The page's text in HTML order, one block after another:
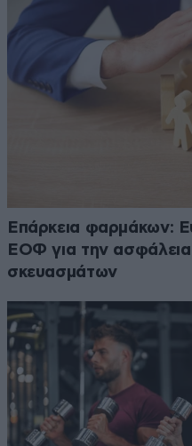
Επάρκεια φαρμάκων:
ΕΟΦ για την ασφάλεια
σκευασμάτων